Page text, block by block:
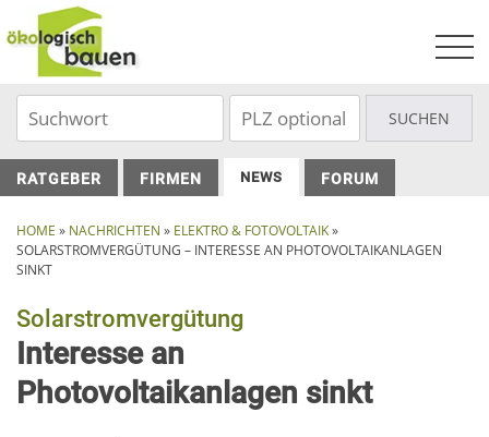
to
content
RATGEBER FIRMEN NEWS FORUM
HOME » NACHRICHTEN » ELEKTRO & FOTOVOLTAIK»
SOLARSTROMVERGÜTUNG – INTERESSE AN PHOTOVOLTAIKANLAGEN
SINKT
Solarstromvergütung
Interesse an
Photovoltaikanlagen sinkt